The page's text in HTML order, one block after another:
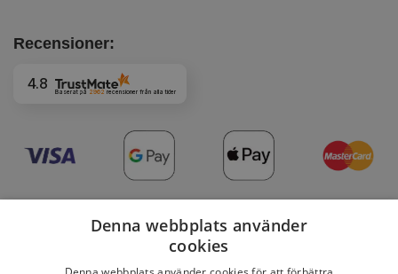
Recensioner:
4.8 Baserat på 2962 recensionerfrån alla tider
Denna webbplats använder
cookies